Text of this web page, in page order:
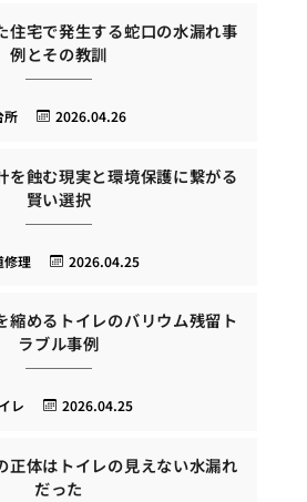
住宅で発生する蛇口の水漏れ事
例とその教訓
2026.04.26
所
を蝕む現実と環境保護に繋がる
賢い選択
2026.04.25
修理
縮めるトイレのバリウム残留ト
ラブル事例
2026.04.25
レ
正体はトイレの見えない水漏れ
だった